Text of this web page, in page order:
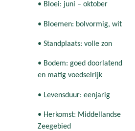
• Bloei: juni – oktober
• Bloemen: bolvormig, wit
• Standplaats: volle zon
• Bodem: goed doorlatend
en matig voedselrijk
• Levensduur: eenjarig
• Herkomst: Middellandse
Zeegebied